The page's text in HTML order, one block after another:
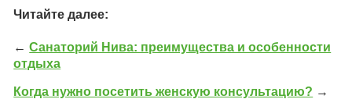
Читайте далее:
←Санаторий Нива: преимущества и особенности
отдыха
Когда нужно посетить женскую консультацию? →